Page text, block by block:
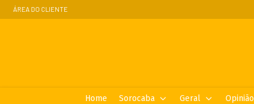
ÁREA DO CLIENTE
Home Sorocaba Geral Opinião